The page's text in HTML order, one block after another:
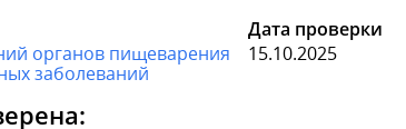
органов пищеварения
заболеваний
Дата проверки
15.10.2025